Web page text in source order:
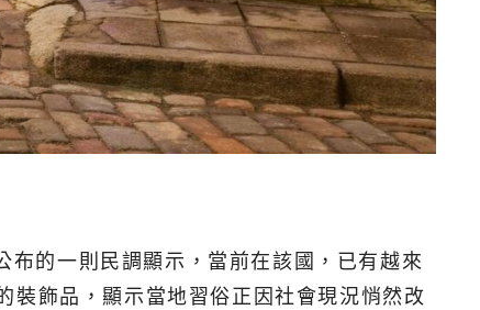
的一則民調顯示，當前在該國，已有越來
裝飾品，顯示當地習俗正因社會現況悄然改